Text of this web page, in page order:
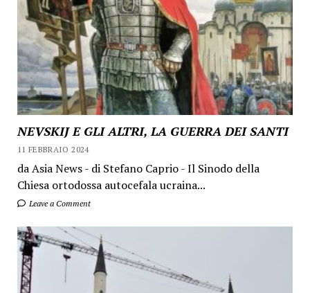
NEVSKIJ E GLI ALTRI, LA GUERRA DEI SANTI
11 FEBBRAIO 2024
da Asia News - di Stefano Caprio - Il Sinodo della
Chiesa ortodossa autocefala ucraina...
Leave a Comment